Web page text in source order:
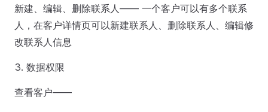
新建、编辑、删除联系人—— 一个客户可以有多个联系
人，在客户详情页可以新建联系人、删除联系人、编辑修
改联系人信息
数据权限
查看客户——